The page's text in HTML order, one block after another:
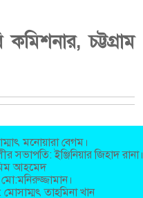
চট্টগ্রাম
মনোয়ারা বেগম।
সভাপতি: ইঞ্জিনিয়ার জিহাদ রানা।
আহমেদ
মোসাম্মৎ তাহমিনা খান